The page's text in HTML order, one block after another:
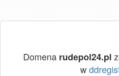
Domena rudepol24.pl
w